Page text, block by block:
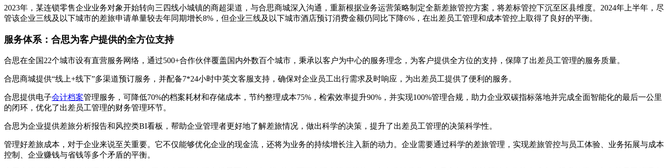
2023年，某连锁零售企业业务对象开始转向三四线小城镇的商超渠道，与合思商城深入沟通，重新根据业务运营策略制定全新差旅管控方案，将差标管控下沉至区县维度。2024年上半年，尽
管该企业三线及以下城市的差旅申请单量较去年同期增长8%，但企业三线及以下城市酒店预订消费金额仍同比下降6%，在出差员工管理和成本管控上取得了良好的平衡。
服务体系：合思为客户提供的全方位支持
合思在全国22个城市设有直营服务网络，通过500+合作伙伴覆盖国内外数百个城市，秉承以客户为中心的服务理念，为客户提供全方位的支持，保障了出差员工管理的服务质量。
合思商城提供“线上+线下”多渠道预订服务，并配备7*24小时中英文客服支持，确保对企业员工出行需求及时响应，为出差员工提供了便利的服务。
合思提供电子会计档案管理服务，可降低70%的档案耗材和存储成本，节约整理成本75%，检索效率提升90%，并实现100%管理合规，助力企业双碳指标落地并完成全面智能化的最后一公里
的闭环，优化了出差员工管理的财务管理环节。
合思为企业提供差旅分析报告和风控类BI看板，帮助企业管理者更好地了解差旅情况，做出科学的决策，提升了出差员工管理的决策科学性。
管理好差旅成本，对于企业来说至关重要。它不仅能够优化企业的现金流，还将为业务的持续增长注入新的动力。企业需要通过科学的差旅管理，实现差旅管控与员工体验、业务拓展与成本
控制、企业赚钱与省钱等多个矛盾的平衡。